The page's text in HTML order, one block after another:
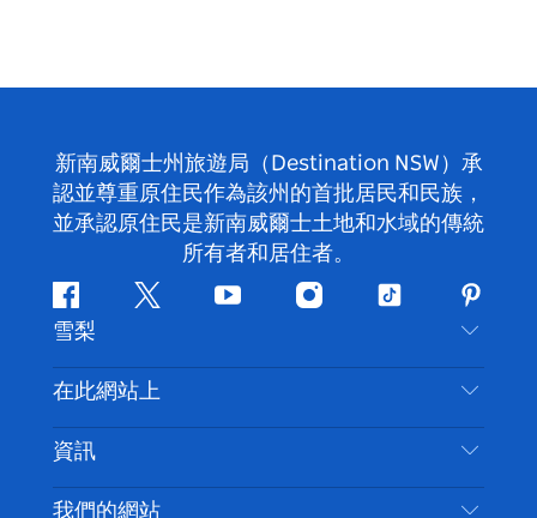
新南威爾士州旅遊局（Destination NSW）承
認並尊重原住民作為該州的首批居民和民族，
並承認原住民是新南威爾士土地和水域的傳統
所有者和居住者。
Facebook嘰
喳
喳
Youtube Instagram
抖
雪梨
聯絡我們
免責聲明
隱私
在此網站上
目的地
要做的事情
資訊
旅行資訊
我們的網站